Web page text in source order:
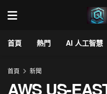
首頁 熱門 AI 人工智慧
首頁 新聞
AWS US-